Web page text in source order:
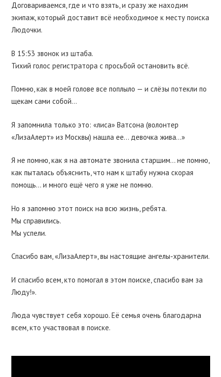
Договариваемся, где и что взять, и сразу же находим
экипаж, который доставит всё необходимое к месту поиска
Людочки.
В 15:53 звонок из штаба.
Тихий голос регистратора с просьбой остановить всё.
Помню, как в моей голове все поплыло — и слёзы потекли по
щекам сами собой…
Я запомнила только это: «лиса» Ватсона (волонтер
«ЛизаАлерт» из Москвы) нашла ее… девочка жива…»
Я не помню, как я на автомате звонила старшим… не помню,
как пыталась объяснить, что нам к штабу нужна скорая
помощь… и много ещё чего я уже не помню.
Но я запомню этот поиск на всю жизнь, ребята.
Мы справились.
Мы успели.
Спасибо вам, «ЛизаАлерт», вы настоящие ангелы-хранители.
И спасибо всем, кто помогал в этом поиске, спасибо вам за
Люду!».
Люда чувствует себя хорошо. Её семья очень благодарна
всем, кто участвовал в поиске.